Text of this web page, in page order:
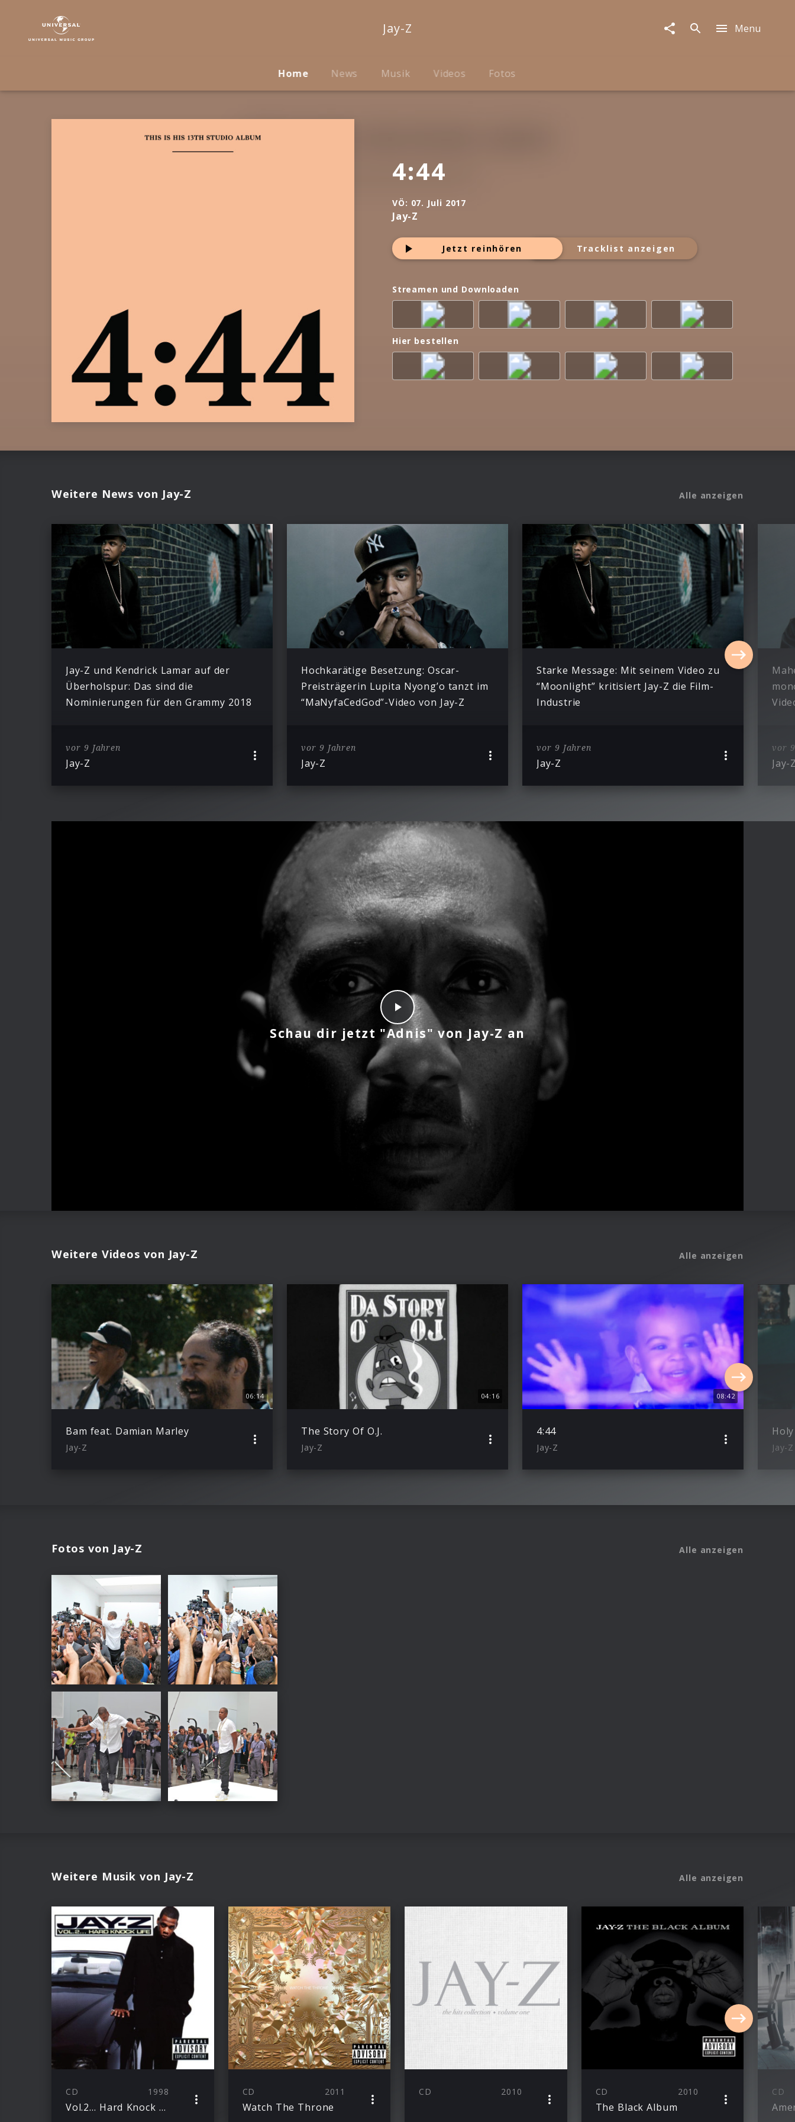
Jay-Z Menu
Home News Musik Videos Fotos
4:44
VÖ: 07. Juli 2017
Jay-Z
Jetzt reinhören Tracklist anzeigen
Streamen und Downloaden
Hier bestellen
Weitere News von Jay-Z Alle anzeigen
Jay-Z und Kendrick Lamar auf der
Überholspur: Das sind die
Nominierungen für den Grammy 2018
vor 9 Jahren
Jay-Z
Hochkarätige Besetzung: Oscar-
Preisträgerin Lupita Nyong’o tanzt im
“MaNyfaCedGod”-Video von Jay-Z
vor 9 Jahren
Jay-Z
Starke Message: Mit seinem Video zu
“Moonlight” kritisiert Jay-Z die Film-
Industrie
vor 9 Jahren
Jay-Z
vor
Jay-
Schau dir jetzt "Adnis" von Jay-Z an
Weitere Videos von Jay-Z Alle anzeigen
06:14
Bam feat. Damian Marley
Jay-Z
04:16
The Story Of O.J.
Jay-Z
08:42
4:44
Jay-Z Jay-Z
Fotos von Jay-Z Alle anzeigen
Weitere Musik von Jay-Z Alle anzeigen
CD 1998
Vol.2… Hard Knock Life
CD 2011
Watch The Throne
CD 2010 CD 2010
The Black Album
CD